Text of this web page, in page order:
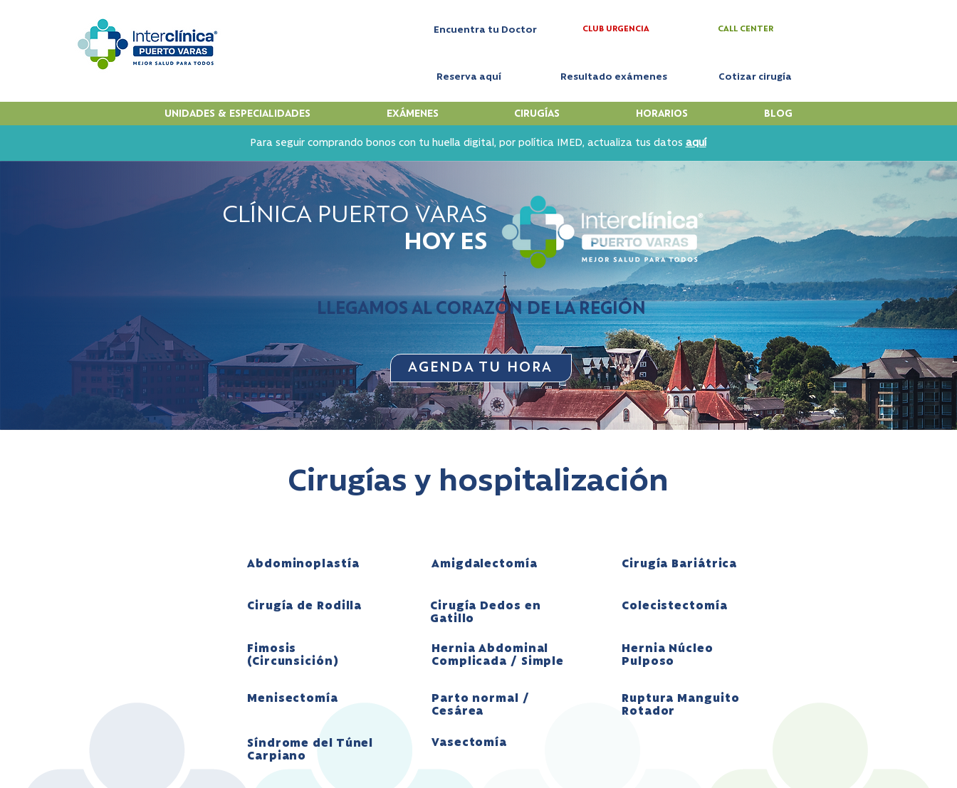
Encuentra tu Doctor CLUB URGENCIA
Reserva aquí Resultado exámenes
CALL CENTER
Cotizar cirugía
UNIDADES & ESPECIALIDADES EXÁMENES CIRUGÍAS HORARIOS BLOG
Para seguir comprando bonos con tu huella digital, por política IMED, actualiza tus datos aquí
Interclínica Puerto Varas
CLÍNICA PUERTO VARAS
HOY ES
LLEGAMOS AL CORAZÓN DE LA REGIÓN
AGENDA TU HORA
Cirugías y hospitalización
Abdominoplastía
Cirugía de Rodilla
Fimosis
(Circunsición)
Menisectomía
Síndrome del Túnel
Carpiano
Amigdalectomía
Cirugía Dedos en
Gatillo
Hernia Abdominal
Complicada / Simple
Parto normal /
Cesárea
Vasectomía
Cirugía Bariátrica
Colecistectomía
Hernia Núcleo
Pulposo
Ruptura Manguito
Rotador